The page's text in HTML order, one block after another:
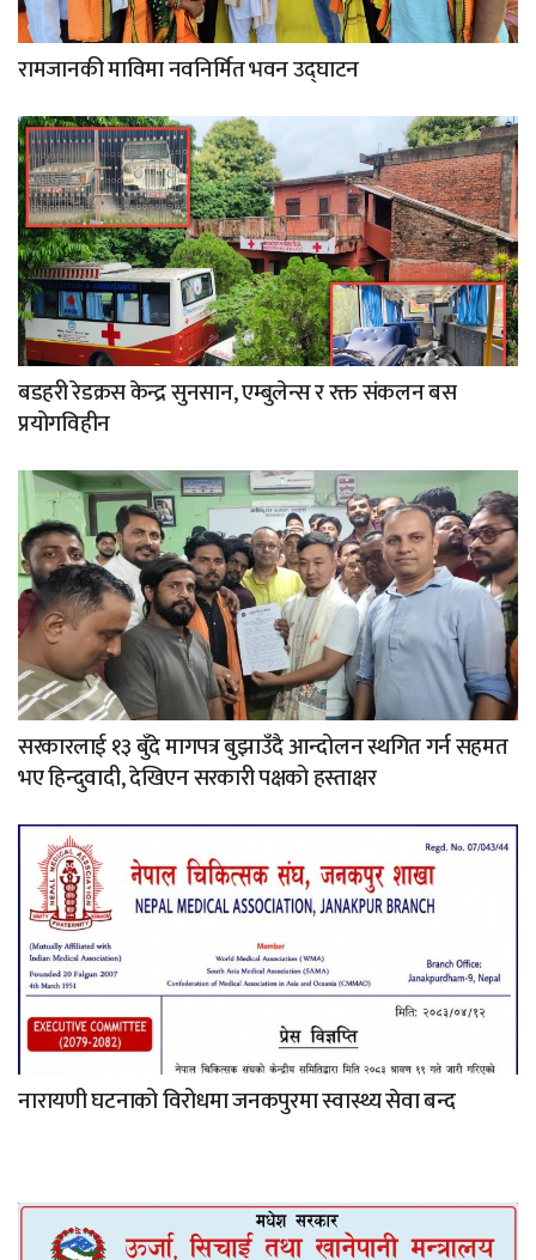
रामजानकी माविमा नवनिर्मित भवन उद्घाटन
बडहरी रेडक्रस केन्द्र सुनसान, एम्बुलेन्स र रक्त संकलन बस
प्रयोगविहीन
सरकारलाई १३ बुँदे मागपत्र बुझाउँदै आन्दोलन स्थगित गर्न सहमत
भए हिन्दुवादी, देखिएन सरकारी पक्षको हस्ताक्षर
नारायणी घटनाको विरोधमा जनकपुरमा स्वास्थ्य सेवा बन्द